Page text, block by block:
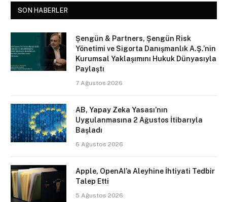
SON HABERLER
Şengün & Partners, Şengün Risk
Yönetimi ve Sigorta Danışmanlık A.Ş.’nin
Kurumsal Yaklaşımını Hukuk Dünyasıyla
Paylaştı
7 Ağustos 2026
AB, Yapay Zeka Yasası’nın
Uygulanmasına 2 Ağustos İtibarıyla
Başladı
6 Ağustos 2026
Apple, OpenAI’a Aleyhine İhtiyati Tedbir
Talep Etti
5 Ağustos 2026